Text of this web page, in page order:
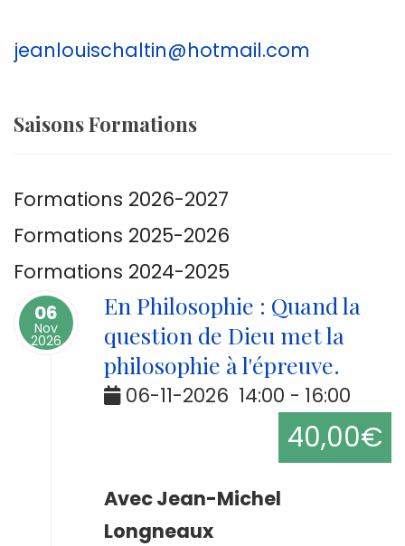
jeanlouischaltin@hotmail.com
Saisons Formations
Formations 2026-2027
Formations 2025-2026
Formations 2024-2025
06
Nov
2026
En Philosophie : Quand la
question de Dieu met la
philosophie à l'épreuve.
06-11-2026 14:00 - 16:00
40,00€
Avec Jean-Michel
Longneaux